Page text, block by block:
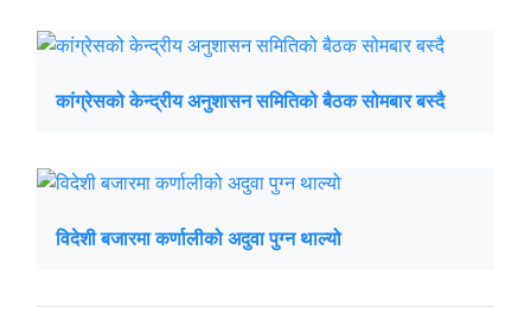
कांग्रेसको केन्द्रीय अनुशासन समितिको बैठक सोमबार बस्दै
विदेशी बजारमा कर्णालीको अदुवा पुग्न थाल्यो